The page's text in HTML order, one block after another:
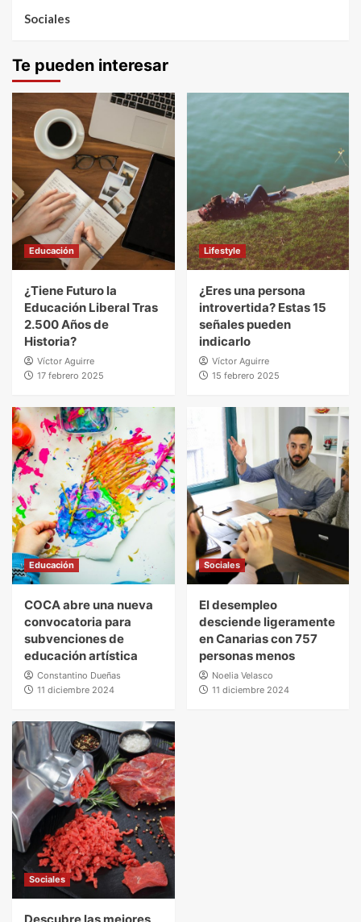
Sociales
Te pueden interesar
Educación
¿Tiene Futuro la
Educación Liberal Tras
2.500 Años de
Historia?
Víctor Aguirre
17 febrero 2025
Lifestyle
¿Eres una persona
introvertida? Estas 15
señales pueden
indicarlo
Víctor Aguirre
15 febrero 2025
Educación
COCA abre una nueva
convocatoria para
subvenciones de
educación artística
Constantino Dueñas
11 diciembre 2024
Sociales
El desempleo
desciende ligeramente
en Canarias con 757
personas menos
Noelia Velasco
11 diciembre 2024
Sociales